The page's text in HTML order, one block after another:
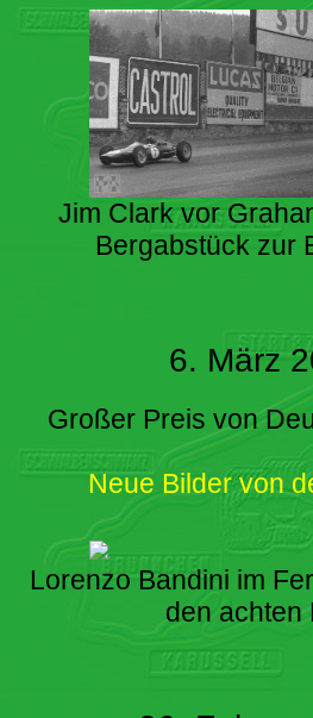
Jim Clark vor
Bergabstück zur
6. März
Großer Preis von
Neue Bilder von
Lorenzo Bandini im
den achten